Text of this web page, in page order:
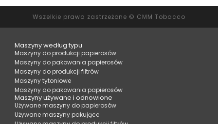
Wszelkie prawa zastrzeżone © CMM Tobacco
Maszyny według typu
Maszyny do produkcji papierosów
Maszyny do pakowania papierosów
Maszyny do produkcji filtrów
Maszyny tytoniowe
Maszyny do pakowania papierosów
Maszyny używane i odnowione
Używane maszyny do papierosów
Używane maszyny pakujące